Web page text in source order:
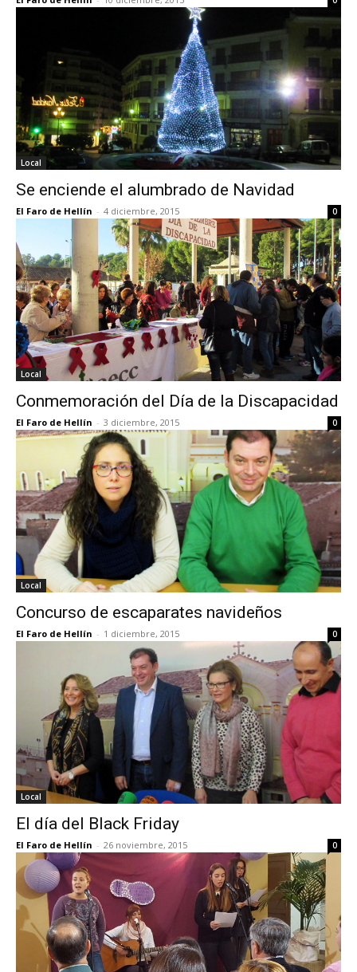
Local
Se enciende el alumbrado de Navidad
El Faro de Hellín - 4 diciembre, 2015 0
Local
Conmemoración del Día de la Discapacidad
El Faro de Hellín - 3 diciembre, 2015 0
Local
Concurso de escaparates navideños
El Faro de Hellín - 1 diciembre, 2015 0
Local
El día del Black Friday
El Faro de Hellín - 26 noviembre, 2015 0